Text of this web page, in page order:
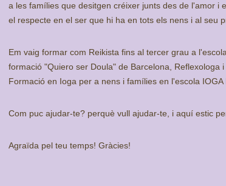
a les famílies que desitgen créixer junts des de l'amor i
el respecte en el ser que hi ha en tots els nens i al seu
Em vaig formar com Reikista fins al tercer grau a
formació "Quiero ser Doula" de Barcelona, Reflexologa
Formació en Ioga per a nens i famílies en l'escola IOGA
Com puc ajudar-te? perquè vull ajudar-te, i aquí estic
Agraïda pel teu temps! Gràcies!